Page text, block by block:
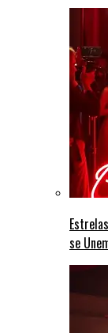
se